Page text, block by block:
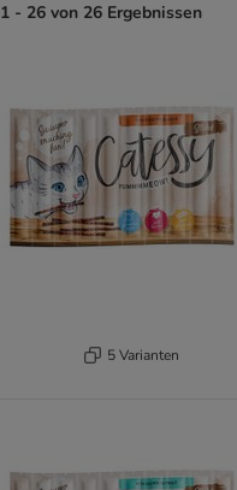
1 - 26 von 26 Ergebnissen
5 Varianten